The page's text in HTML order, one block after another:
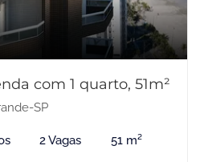
com 1 quarto, 51m²
SP
2 Vagas 51 m²